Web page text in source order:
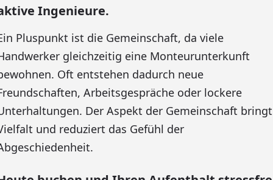
Ingenieure.
Pluspunkt ist die Gemeinschaft, da viele
gleichzeitig eine Monteurunterkunft
Oft entstehen dadurch neue
Arbeitsgespräche oder lockere
Der Aspekt der Gemeinschaft bringt
und reduziert das Gefühl der